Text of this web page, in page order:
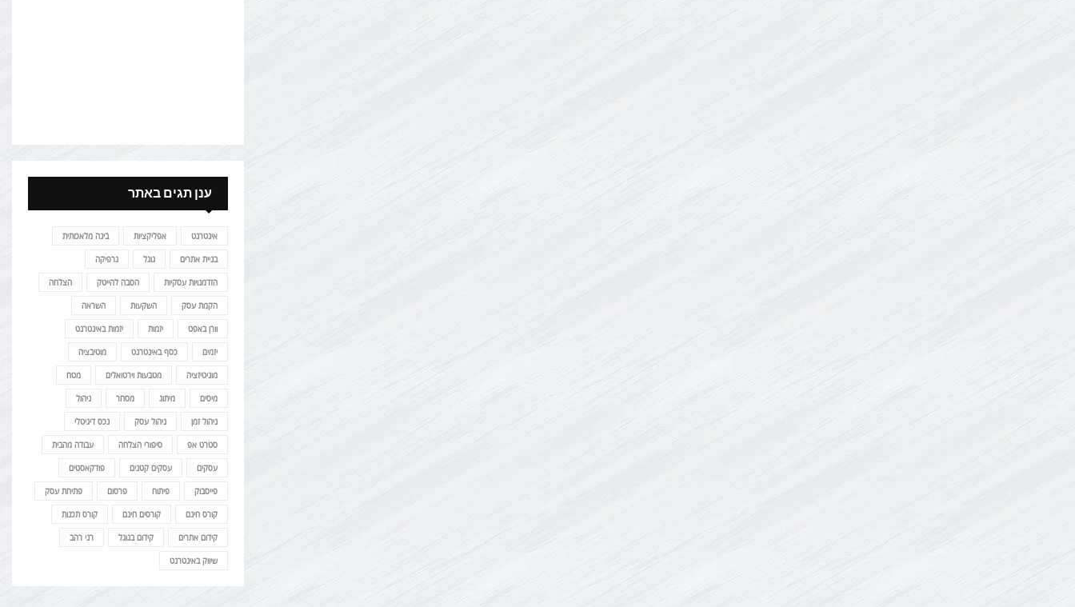
ענן תגים באתר
אינטרנט אפליקציות בינה מלאכותית
בניית אתרים גוגל גרפיקה
הזדמנויות עסקיות הסבה להייטק הצלחה
הקמת עסק השקעות השראה
וורן באפט יזמות יזמות באינטרנט
יזמים כסף באינטרנט מוטיבציה
מוניטיזציה מטבעות וירטואלים מטח
מיסים מיתוג מסחר ניהול
ניהול זמן ניהול עסק נכס דיגיטלי
סטרט אפ סיפורי הצלחה עבודה מהבית
עסקים עסקים קטנים פודקאסטים
פייסבוק פיתוח פרסום פתיחת עסק
קורס חינם קורסים חינם קורס תכנות
קידום אתרים קידום בגוגל רני רהב
שיווק באינטרנט